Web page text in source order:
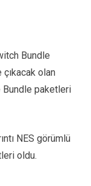
Bundle
çıkacak olan
Bundle paketleri
NES görümlü
oldu.